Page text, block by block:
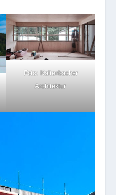
Foto: Kaltenbacher
Architektur